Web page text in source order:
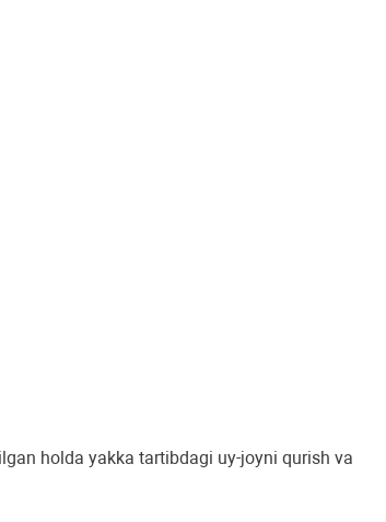
holda yakka tartibdagi uy-joyni qurish va